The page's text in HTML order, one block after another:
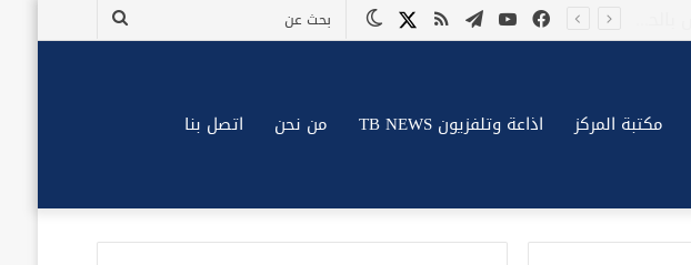
بحث
الوضع X ملخص
تيلقراميوتيوب
فيسبوك
مكتبة المركز اذاعة وتلفزيون TB NEWS من نحن اتصل بنا